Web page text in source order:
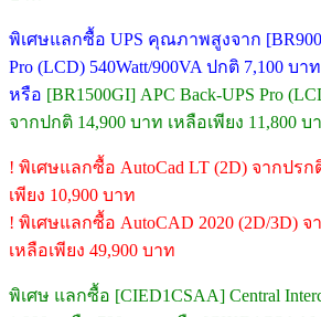
พิเศษแลกซื้อ UPS คุณภาพสูงจาก
Pro (LCD) 540Watt/900VA ปกติ 7,100 บา
หรือ [BR1500GI] APC Back-UPS Pro
จากปกติ 14,900 บาท เหลือเพียง 11,800 บ
! พิเศษแลกซื้อ AutoCad LT (2D) จากปรก
เพียง 10,900 บาท
! พิเศษแลกซื้อ AutoCAD 2020 (2D/3D) จ
เหลือเพียง 49,900 บาท
พิเศษ แลกซื้อ [CIED1CSAA] Central